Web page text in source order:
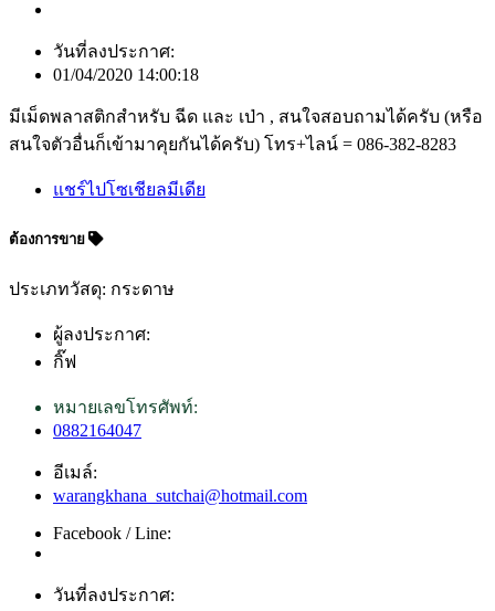
วันที่ลงประกาศ:
01/04/2020 14:00:18
มีเม็ดพลาสติกสำหรับ ฉีด และ เป่า , สนใจสอบถามได้ครับ (หรือ
สนใจตัวอื่นก็เข้ามาคุยกันได้ครับ) โทร+ไลน์ = 086-382-8283
แชร์ไปโซเชียลมีเดีย
ต้องการขาย
ประเภทวัสดุ: กระดาษ
ผู้ลงประกาศ:
กิ๊ฟ
หมายเลขโทรศัพท์:
0882164047
อีเมล์:
warangkhana_sutchai@hotmail.com
Facebook / Line:
วันที่ลงประกาศ: